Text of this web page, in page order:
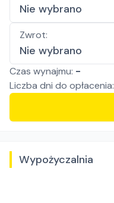
Nie wybrano
Zwrot:
Nie wybrano
Czas wynajmu: -
Liczba dni do opłacenia:
Wypożyczalnia